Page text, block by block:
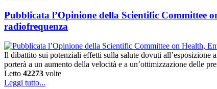
Pubblicata l’Opinione della Scientific Committee
radiofrequenza
Il dibattito sui potenziali effetti sulla salute dovuti all’esposizione
porterà a un aumento della velocità e a un’ottimizzazione delle
Letto 42273 volte
Leggi tutto...